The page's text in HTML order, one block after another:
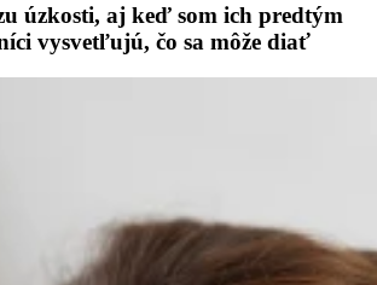
úzkosti, aj keď som ich predtým
vysvetľujú, čo sa môže diať